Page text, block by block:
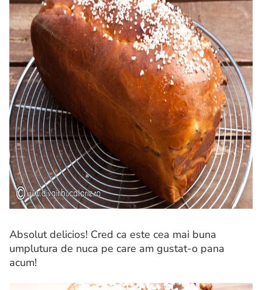
Absolut delicios! Cred ca este cea mai buna
umplutura de nuca pe care am gustat-o pana
acum!